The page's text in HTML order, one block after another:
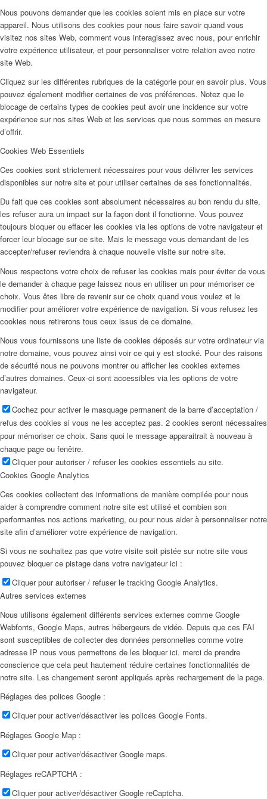
Nous pouvons demander que les cookies soient mis en place sur votre
appareil. Nous utilisons des cookies pour nous faire savoir quand vous
visitez nos sites Web, comment vous interagissez avec nous, pour enrichir
votre expérience utilisateur, et pour personnaliser votre relation avec notre
site Web.
Cliquez sur les différentes rubriques de la catégorie pour en savoir plus. Vous
pouvez également modifier certaines de vos préférences. Notez que le
blocage de certains types de cookies peut avoir une incidence sur votre
expérience sur nos sites Web et les services que nous sommes en mesure
d’offrir.
Cookies Web Essentiels
Ces cookies sont strictement nécessaires pour vous délivrer les services
disponibles sur notre site et pour utiliser certaines de ses fonctionnalités.
Du fait que ces cookies sont absolument nécessaires au bon rendu du site,
les refuser aura un impact sur la façon dont il fonctionne. Vous pouvez
toujours bloquer ou effacer les cookies via les options de votre navigateur et
forcer leur blocage sur ce site. Mais le message vous demandant de les
accepter/refuser reviendra à chaque nouvelle visite sur notre site.
Nous respectons votre choix de refuser les cookies mais pour éviter de vous
le demander à chaque page laissez nous en utiliser un pour mémoriser ce
choix. Vous êtes libre de revenir sur ce choix quand vous voulez et le
modifier pour améliorer votre expérience de navigation. Si vous refusez les
cookies nous retirerons tous ceux issus de ce domaine.
Nous vous fournissons une liste de cookies déposés sur votre ordinateur via
notre domaine, vous pouvez ainsi voir ce qui y est stocké. Pour des raisons
de sécurité nous ne pouvons montrer ou afficher les cookies externes
d’autres domaines. Ceux-ci sont accessibles via les options de votre
navigateur.
Cochez pour activer le masquage permanent de la barre d’acceptation /
refus des cookies si vous ne les acceptez pas. 2 cookies seront nécessaires
pour mémoriser ce choix. Sans quoi le message apparaitrait à nouveau à
chaque page ou fenêtre.
Cliquer pour autoriser / refuser les cookies essentiels au site.
Cookies Google Analytics
Ces cookies collectent des informations de manière compilée pour nous
aider à comprendre comment notre site est utilisé et combien son
performantes nos actions marketing, ou pour nous aider à personnaliser notre
site afin d’améliorer votre expérience de navigation.
Si vous ne souhaitez pas que votre visite soit pistée sur notre site vous
pouvez bloquer ce pistage dans votre navigateur ici :
Cliquer pour autoriser / refuser le tracking Google Analytics.
Autres services externes
Nous utilisons également différents services externes comme Google
Webfonts, Google Maps, autres hébergeurs de vidéo. Depuis que ces FAI
sont susceptibles de collecter des données personnelles comme votre
adresse IP nous vous permettons de les bloquer ici. merci de prendre
conscience que cela peut hautement réduire certaines fonctionnalités de
notre site. Les changement seront appliqués après rechargement de la page.
Réglages des polices Google :
Cliquer pour activer/désactiver les polices Google Fonts.
Réglages Google Map :
Cliquer pour activer/désactiver Google maps.
Réglages reCAPTCHA :
Cliquer pour activer/désactiver Google reCaptcha.